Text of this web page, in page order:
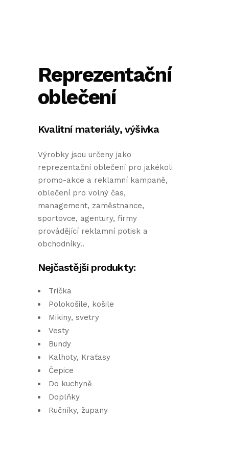
Reprezentační
oblečení
Kvalitní materiály, výšivka
Výrobky jsou určeny jako
reprezentační oblečení pro jakékoli
promo-akce a reklamní kampaně,
oblečení pro volný čas,
management, zaměstnance,
sportovce, agentury, firmy
provádějící reklamní potisk a
obchodníky..
Nejčastější produkty:
Trička
Polokošile, košile
Mikiny, svetry
Vesty
Bundy
Kalhoty, Kraťasy
Čepice
Do kuchyně
Doplňky
Ručníky, župany